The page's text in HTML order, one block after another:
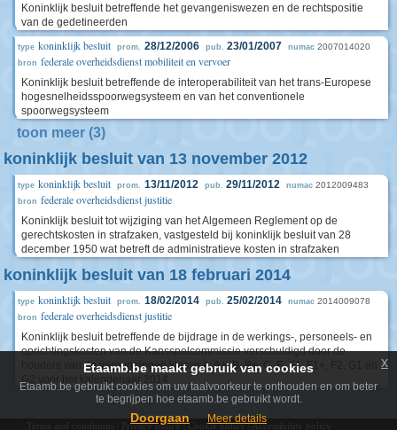
Koninklijk besluit betreffende het gevangeniswezen en de rechtspositie
van de gedetineerden
type koninklijk besluit prom. 28/12/2006 pub. 23/01/2007 numac 2007014020
bron federale overheidsdienst mobiliteit en vervoer
Koninklijk besluit betreffende de interoperabiliteit van het trans-Europese
hogesnelheidsspoorwegsysteem en van het conventionele
spoorwegsysteem
toon meer (3)
koninklijk besluit van 13 november 2012
type koninklijk besluit prom. 13/11/2012 pub. 29/11/2012 numac 2012009483
bron federale overheidsdienst justitie
Koninklijk besluit tot wijziging van het Algemeen Reglement op de
gerechtskosten in strafzaken, vastgesteld bij koninklijk besluit van 28
december 1950 wat betreft de administratieve kosten in strafzaken
koninklijk besluit van 18 februari 2014
type koninklijk besluit prom. 18/02/2014 pub. 25/02/2014 numac 2014009078
bron federale overheidsdienst justitie
Koninklijk besluit betreffende de bijdrage in de werkings-, personeels- en
oprichtingskosten van de Kansspelcommissie verschuldigd door de
houders van de vergunningen klasse A, A+, B, B+, C, E, F1, F1+, F2, G1 en
Privacy policy|Cookie policy|Accessibility policy
Etaamb.be maakt gebruik van cookies
Etaamb.be gebruikt cookies om uw taalvoorkeur te onthouden en om beter
te begrijpen hoe etaamb.be gebruikt wordt.
Doorgaan Meer details
x